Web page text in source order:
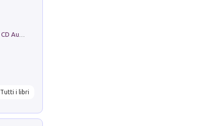
Tutti i libri